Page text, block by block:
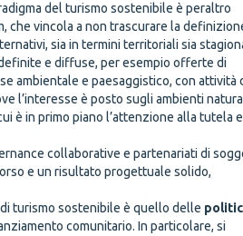
del turismo sostenibile è peraltro
che vincola a non trascurare la
sia in termini territoriali sia
e diffuse, per esempio offerte di
ambientale e paesaggistico, con attività
l’interesse è posto sugli ambienti
è in primo piano l’attenzione alla tutela
collaborative e partenariati di
e un risultato progettuale solido,
turismo sostenibile è quello delle
comunitario. In particolare, si